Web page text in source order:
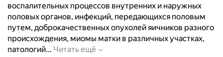
воспалительных процессов внутренних и наружных
половых органов, инфекций, передающихся половым
путем, доброкачественных опухолей яичников разного
происхождения, миомы матки в различных участках,
патологий… Читать ещё